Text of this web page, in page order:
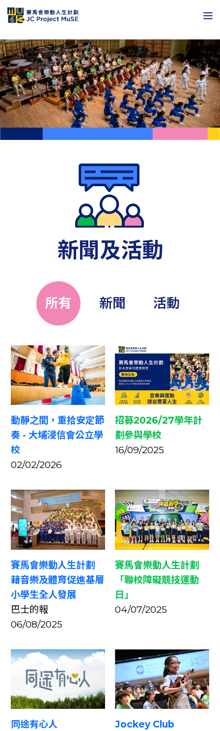
新聞及活動
所有 新聞 活動
動靜之間，重拾安定節
奏 - 大埔浸信會公立學
校
02/02/2026
招募2026/27學年計
劃參與學校
16/09/2025
賽馬會樂動人生計劃
藉音樂及體育促進基層
小學生全人發展
巴士的報
06/08/2025
賽馬會樂動人生計劃
「聯校障礙競技運動
日」
04/07/2025
同途有心人
Jockey Club